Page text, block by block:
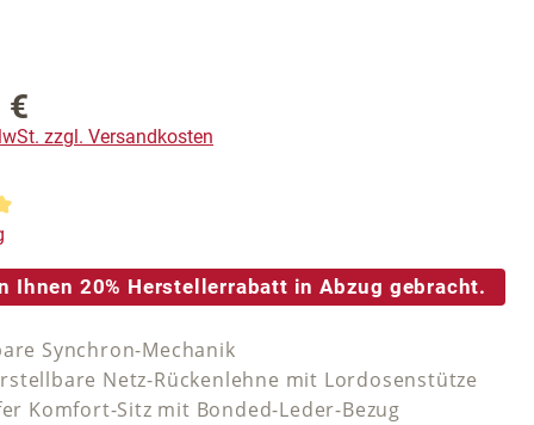
€
zzgl. Versandkosten
Bewertung von 5 von 5 Sternen
Ihnen 20% Herstellerrabatt in Abzug gebracht.
Synchron-Mechanik
Netz-Rückenlehne mit Lordosenstütze
Komfort-Sitz mit Bonded-Leder-Bezug